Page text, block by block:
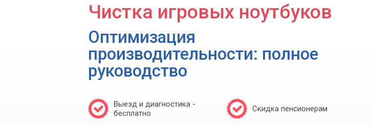
Чистка игровых ноутбуков
Оптимизация
производительности: полное
руководство
Выезд и диагностика -
бесплатно
Скидка пенсионерам